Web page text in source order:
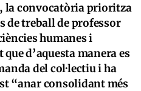
la convocatòria prioritza
de treball de professor
humanes i
d’aquesta manera es
del col·lectiu i ha
“anar consolidant més